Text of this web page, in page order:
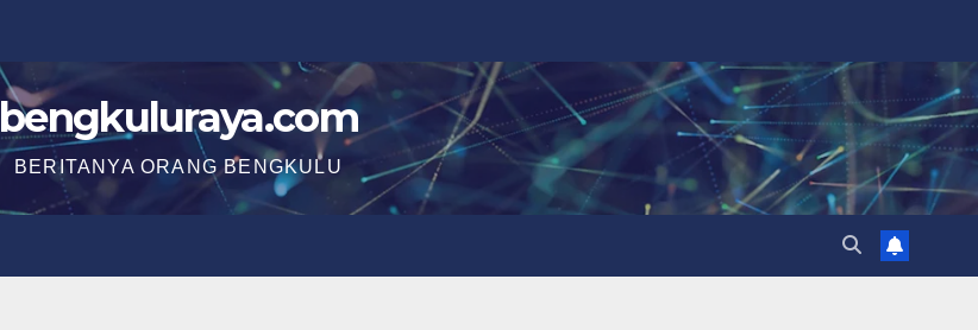
bengkuluraya.com
BERITANYA ORANG BENGKULU